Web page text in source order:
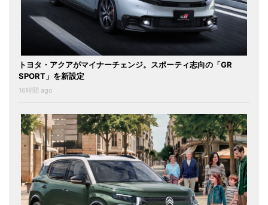
トヨタ・アクアがマイナーチェンジ。スポーティ志向の「GR
SPORT」を新設定
16時間 ago